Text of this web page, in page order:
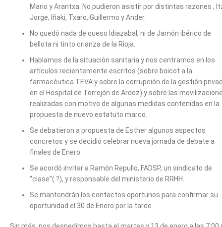
Mario y Arantxa. No pudieron asistir por distintas razones ,
Jorge, Iñaki, Txaro, Guillermo y Ander.
No quedó nada de queso Idiazabal, ni de Jamón ibérico de
bellota ni tinto crianza de la Rioja.
Hablamos de la situación sanitaria y nos centramos en los
artículos recientemente escritos (sobre boicot a la
farmacéutica TEVA y sobre la corrupción de la gestión
en el Hospital de Torrejón de Ardoz) y sobre las
realizadas con motivo de algunas medidas contenidas en la
propuesta de nuevo estatuto marco.
Se debatieron a propuesta de Esther algunos aspectos
concretos y se decidió celebrar nueva jornada de debate a
finales de Enero.
Se acordó invitar a Ramón Repullo, FADSP, un sindicato de
“clase”( ?), y responsable del ministerio de RRHH.
Se mantendrán los contactos oportunos para confirmar su
oportunidad el 30 de Enero por la tarde.